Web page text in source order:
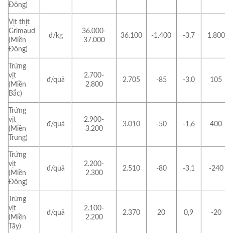
Đông)
Vịt thịt
Grimaud
(Miền
Đông)
đ/kg
36.000-
37.000
36.100 -1.400 -3,7 1.800
Trứng
vịt
(Miền
Bắc)
đ/quả
2.700-
2.800
2.705 -85 -3,0 105
Trứng
vịt
(Miền
Trung)
đ/quả
2.900-
3.200
3.010 -50 -1,6 400
Trứng
vịt
(Miền
Đông)
đ/quả
2.200-
2.300
2.510 -80 -3,1 -240
Trứng
vịt
(Miền
Tây)
đ/quả
2.100-
2.200
2.370 20 0,9 -20